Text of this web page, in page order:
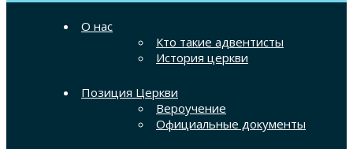
О нас
Кто такие адвентисты
История церкви
Позиция Церкви
Вероучение
Официальные документы